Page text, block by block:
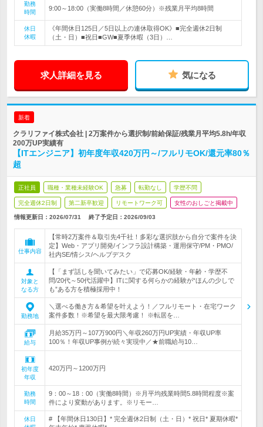
勤務
時間
9:00～18:00（実働8時間／休憩60分）※残業月平均8時間
休日
休暇
《年間休日125日／5日以上の連休取得OK》■完全週休2日制
（土・日）■祝日■GW■夏季休暇（3日）…
求人詳細を見る 気になる
新着
クラリファイ株式会社 | 2万案件から選択制/前給保証/残業月平均5.8h/年収
200万UP実績有
【ITエンジニア】初年度年収420万円～/フルリモOK/還元率80％
超
正社員 職種・業種未経験OK 急募 転勤なし 学歴不問
完全週休2日制 第二新卒歓迎 リモートワーク可 女性のおしごと掲載中
情報更新日：2026/07/31 終了予定日： 2026/09/03
仕事内容
【常時2万案件＆取引先4千社！多彩な選択肢から自分で案件を決
定】Web・アプリ開発/インフラ設計構築・運用保守/PM・PMO/
社内SE/情シス/ヘルプデスク
対象と
なる方
【「まず話しを聞いてみたい」で応募OK/経験・年齢・学歴不
問/20代～50代活躍中】ITに関する何らかの経験が“ほんの少しで
も”ある方を積極採用中！
勤務地
＼選べる働き方＆希望を叶えよう！／フルリモート・在宅ワーク
案件多数！※希望を最大限考慮！ ※転居を…
給与
月給35万円～107万900円＼年収260万円UP実績・年収UP率
100％！年収UP事例が続々実現中／★前職給与10…
初年度
年収
420万円～1200万円
勤務
時間
9：00～18：00（実働8時間）※月平均残業時間5.8時間程度※案
件により変動があります。※リモー…
休日
# 【年間休日130日】* 完全週休2日制（土・日）* 祝日* 夏期休暇*